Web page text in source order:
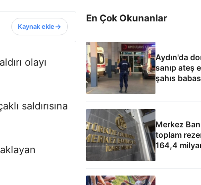
Kaynak ekle
olayı
saldırısına
En Çok Okunanlar
Aydın'da
sanıp ateş
şahıs
Merkez
toplam
164,4
yükseldi